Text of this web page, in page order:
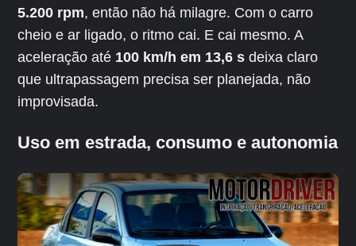
5.200 rpm, então não há milagre. Com o carro
cheio e ar ligado, o ritmo cai. E cai mesmo. A
aceleração até 100 km/h em 13,6 s deixa claro
que ultrapassagem precisa ser planejada, não
improvisada.
Uso em estrada, consumo e autonomia